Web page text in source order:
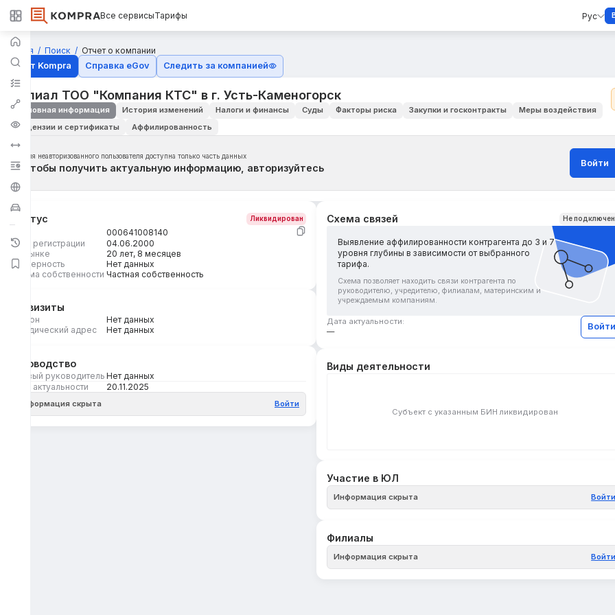
Все сервисыТарифы Рус
Главная Поиск
Отчет о компании
Отчёт Kompra
Справка eGov Следить за компанией
филиал ТОО "Компания КТС" в г. Усть-Каменогорск
Основная информация История изменений Налоги и финансы Суды Факторы риска Закупки и госконтракты
Меры воздействия
Лицензии и сертификаты
Аффилированность
Для неавторизованного пользователя доступна только часть данных
Чтобы получить актуальную информацию, авторизуйтесь Войти
Статус Ликвидирован
000641008140
Дата регистрации
04.06.2000
На рынке
20 лет, 8 месяцев
Размерность
Нет данных
Форма собственности Частная собственность
Реквизиты
Регион
Нет данных
Юридический адрес
Нет данных
Руководство
Первый руководитель Нет данных
Дата актуальности
20.11.2025
Информация скрыта Войти
Схема связей Не
Выявление аффилированности контрагента до 3 и 7
уровня глубины в зависимости от выбранного
тарифа.
Схема позволяет находить связи контрагента по
руководителю, учредителю, филиалам, материнским и
учреждаемым компаниям.
Дата актуальности:
—
Войти
Виды деятельности
Субъект с указанным БИН ликвидирован
Участие в ЮЛ
Информация скрыта Войти
Филиалы
Информация скрыта Войти